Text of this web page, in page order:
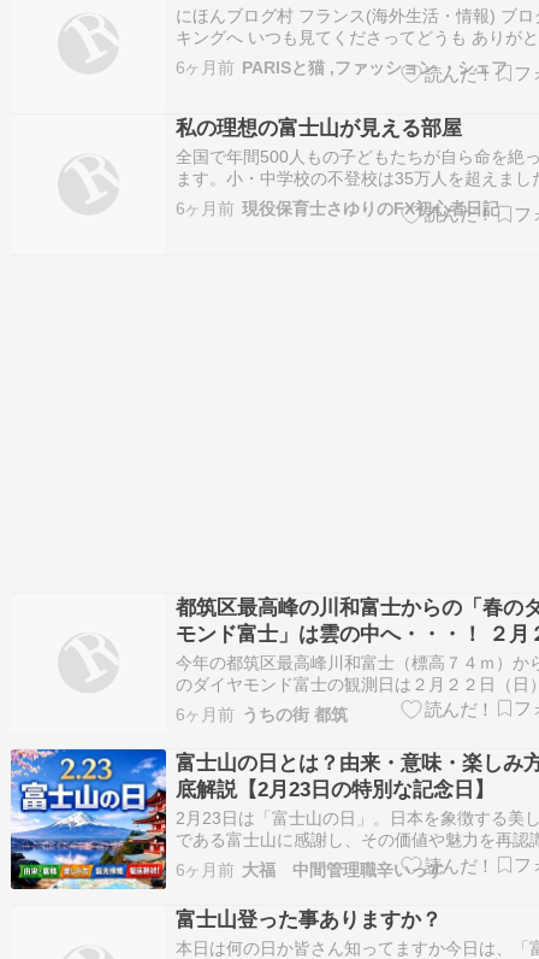
にほんブログ村 フランス(海外生活・情報) ブロ
キングへ いつも見てくださってどうも ありが
ざいます!!! ぽちっとしていただければ とって
になります--． 感謝感激です！セゴビア観光 ロ
んでした.パパも知…
6ヶ月前 PARISと猫 ,ファッション ・シェフ
私の理想の富士山が見える部屋
全国で年間500人もの子どもたちが自ら命を絶
ます。小・中学校の不登校は35万人を超えまし
絶つくらいなら不登校で良し。2025年は最も多
人が命を絶ちましたが。これはあくまで遺書が
6ヶ月前 現役保育士さゆりのFX初心者日記
都筑区最高峰の川和富士からの「春の
モンド富士」は雲の中へ・・・！ ２月
日も観測チャンス！
今年の都筑区最高峰川和富士（標高７４ｍ）か
のダイヤモンド富士の観測日は２月２２日（日
３日（月・祝）の二日間が観測最適日。 ２月２
青少年指導員の表彰式が横浜・桜木町の神奈川
堂に行っていたので、１７時１５分に到着。 日
に合いました。 頂上には多くの皆さ…
6ヶ月前 うちの街 都筑
富士山の日とは？由来・意味・楽しみ
底解説【2月23日の特別な記念日】
2月23日は「富士山の日」。日本を象徴する美
である富士山に感謝し、その価値や魅力を再認
ための記念日です。 語呂合わせの「2（ふ）2
3（さん）」に由来し、日本人の精神文化や自
象徴する存在としての富士山を改めて見つめ直
して制定されました。 この記事では…
6ヶ月前 大福 中間管理職辛いっす
富士山登った事ありますか？
本日は何の日か皆さん知ってますか今日は、「